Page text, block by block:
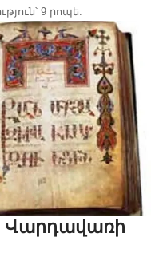
9 րոպե:
Վարդավառի